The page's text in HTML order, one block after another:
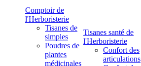
Comptoir de
l'Herboristerie
Tisanes de
simples
Poudres de
plantes
médicinales
Tisanes santé de
l'Herboristerie
Confort des
articulations